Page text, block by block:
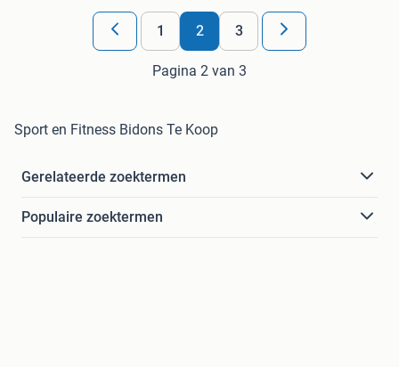
1 2 3
Pagina 2 van 3
Sport en Fitness Bidons Te Koop
Gerelateerde zoektermen
Populaire zoektermen